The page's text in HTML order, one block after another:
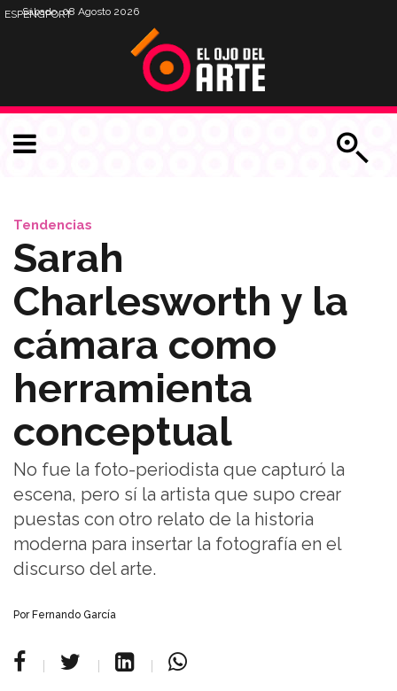
Sábado, 08 Agosto 2026
ESPENGPORT
Tendencias
Sarah
Charlesworth y la
cámara como
herramienta
conceptual
No fue la foto-periodista que capturó la
escena, pero sí la artista que supo crear
puestas con otro relato de la historia
moderna para insertar la fotografía en el
discurso del arte.
Por Fernando García